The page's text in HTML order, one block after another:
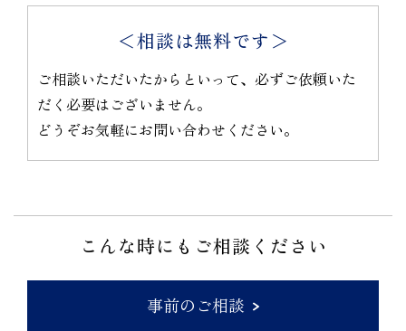
＜相談は無料です＞
ご相談いただいたからといって、必ずご依頼いた
だく必要はございません。
どうぞお気軽にお問い合わせください。
こんな時にもご相談ください
事前のご相談